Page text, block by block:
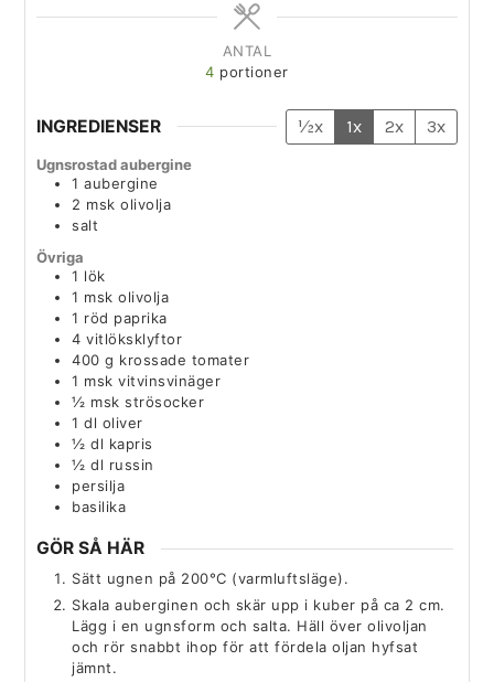
ANTAL
4 portioner
INGREDIENSER ½x 1x 2x 3x
Ugnsrostad aubergine
1 aubergine
2 msk olivolja
salt
Övriga
1 lök
1 msk olivolja
1 röd paprika
4 vitlöksklyftor
400 g krossade tomater
1 msk vitvinsvinäger
½ msk strösocker
1 dl oliver
½ dl kapris
½ dl russin
persilja
basilika
GÖR SÅ HÄR
Sätt ugnen på 200°C (varmluftsläge).
Skala auberginen och skär upp i kuber på ca 2 cm.
Lägg i en ugnsform och salta. Häll över olivoljan
och rör snabbt ihop för att fördela oljan hyfsat
jämnt.